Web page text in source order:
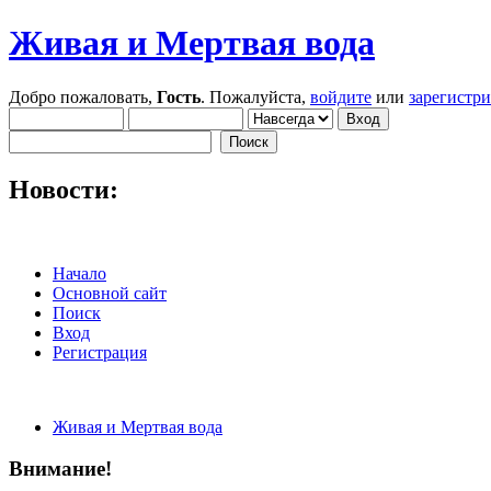
Живая и Мертвая вода
Добро пожаловать, Гость. Пожалуйста, войдите или
Новости:
Начало
Основной сайт
Поиск
Вход
Регистрация
Живая и Мертвая вода
Внимание!